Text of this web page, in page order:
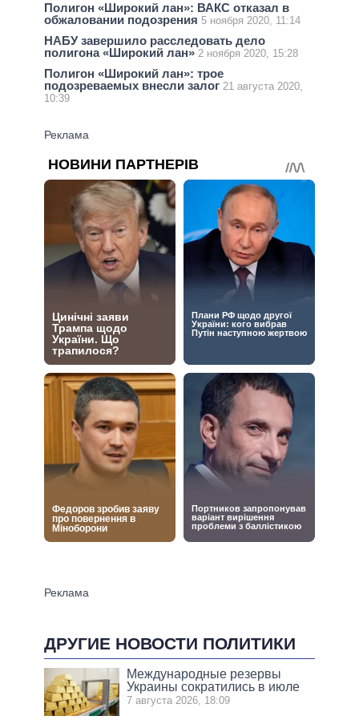
Полигон «Широкий лан»: ВАКС отказал в
обжаловании подозрения 5 ноября 2020, 11:14
НАБУ завершило расследовать дело
полигона «Широкий лан» 2 ноября 2020, 15:28
Полигон «Широкий лан»: трое
подозреваемых внесли залог 21 августа 2020,
10:39
ДРУГИЕ НОВОСТИ ПОЛИТИКИ
Международные резервы
Украины сократились в июле
7 августа 2026, 18:09